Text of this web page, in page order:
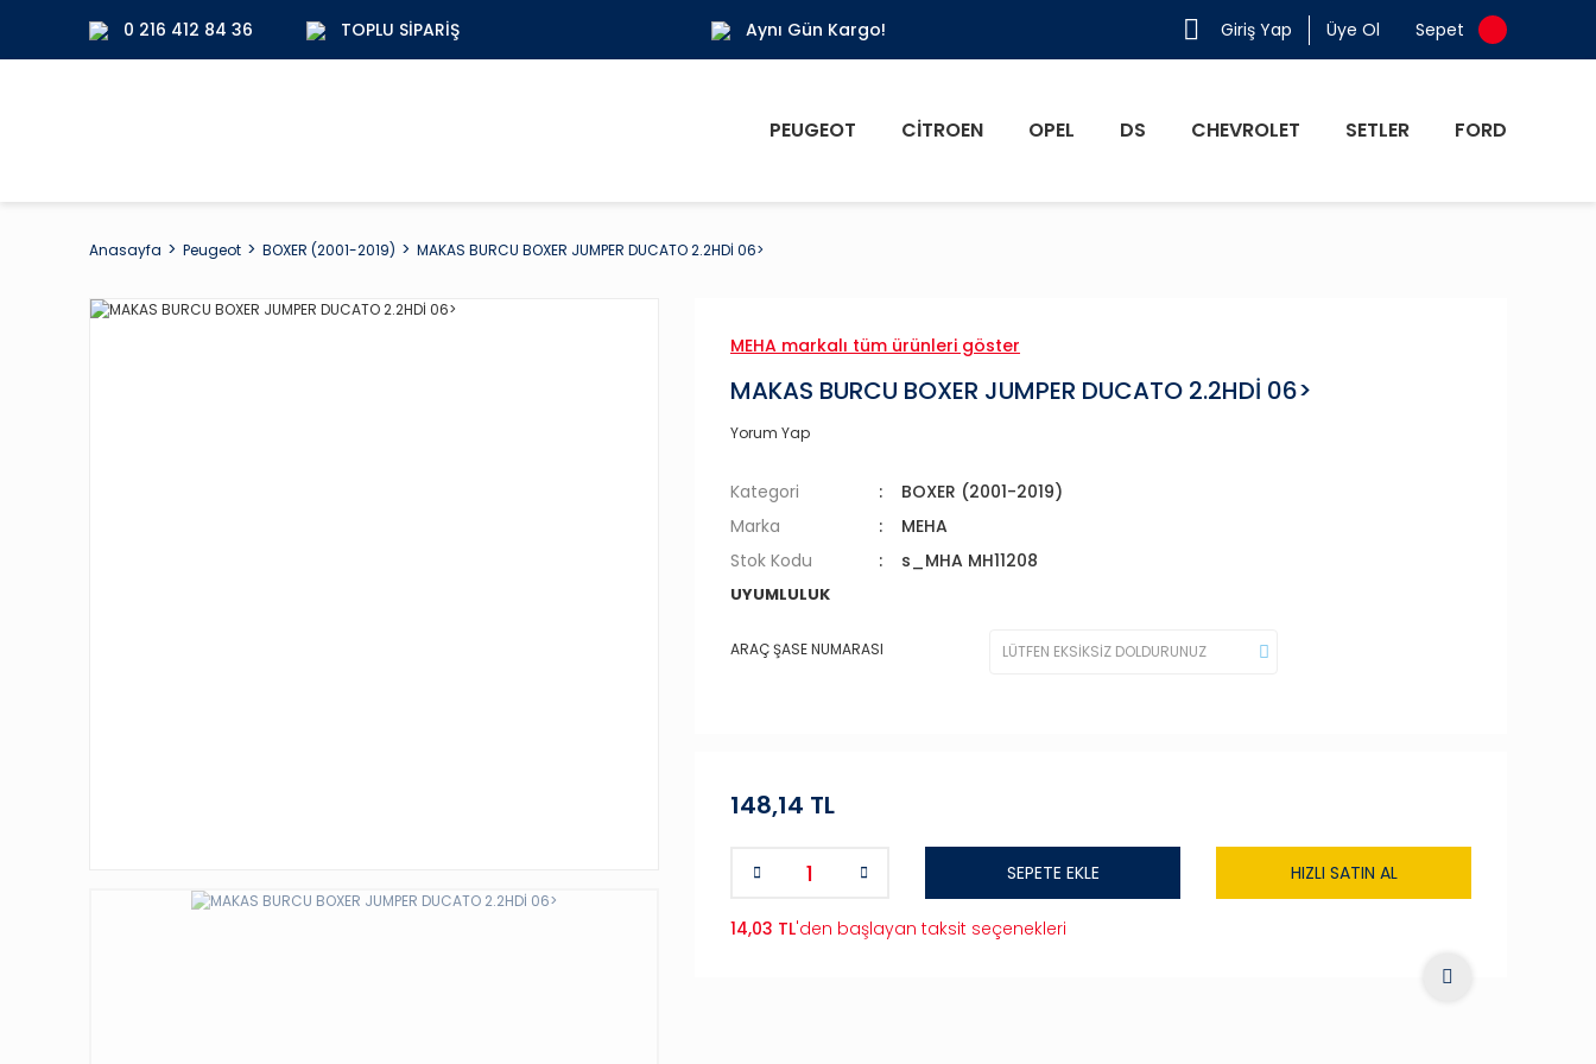
0 216 412 84 36 TOPLU SIPARIŞ Aynı Gün Kargo! Giriş Yap Üye Ol Sepet
PEUGEOT CITROEN OPEL DS CHEVROLET SETLER FORD
Anasayfa Peugeot BOXER (2001-2019) MAKAS BURCU BOXER JUMPER DUCATO 2.2HDİ 06>
MEHA markalı tüm ürünleri göster
MAKAS BURCU BOXER JUMPER DUCATO 2.2HDİ 06>
Yorum Yap
Kategori
BOXER (2001-2019)
Marka
MEHA
Stok Kodu
s_MHA MH11208
UYUMLULUK
ARAÇ ŞASE NUMARASI
148,14 TL
SEPETE EKLE HIZLI SATIN AL
14,03 TL'den başlayan taksit seçenekleri